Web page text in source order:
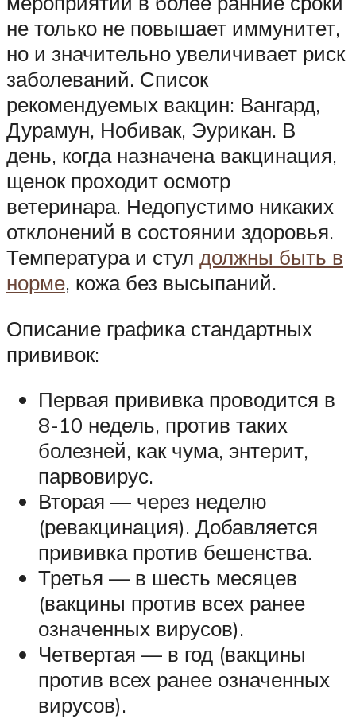
не только не повышает иммунитет,
но и значительно увеличивает риск
заболеваний. Список
рекомендуемых вакцин: Вангард,
Дурамун, Нобивак, Эурикан. В
день, когда назначена вакцинация,
щенок проходит осмотр
ветеринара. Недопустимо никаких
отклонений в состоянии здоровья.
Температура и стул должны быть в
норме, кожа без высыпаний.
Описание графика стандартных
прививок:
Первая прививка проводится в
8-10 недель, против таких
болезней, как чума, энтерит,
парвовирус.
Вторая — через неделю
(ревакцинация). Добавляется
прививка против бешенства.
Третья — в шесть месяцев
(вакцины против всех ранее
означенных вирусов).
Четвертая — в год (вакцины
против всех ранее означенных
вирусов).